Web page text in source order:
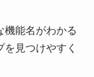
機能名がわかる
見つけやすく